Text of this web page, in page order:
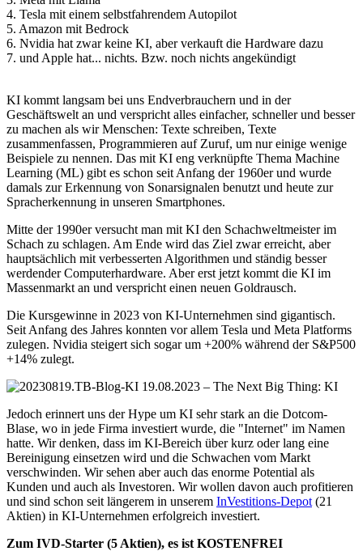
4. Tesla mit einem selbstfahrendem Autopilot
5. Amazon mit Bedrock
6. Nvidia hat zwar keine KI, aber verkauft die Hardware dazu
7. und Apple hat... nichts. Bzw. noch nichts angekündigt
KI kommt langsam bei uns Endverbrauchern und in der
Geschäftswelt an und verspricht alles einfacher, schneller und besser
zu machen als wir Menschen: Texte schreiben, Texte
zusammenfassen, Programmieren auf Zuruf, um nur einige wenige
Beispiele zu nennen. Das mit KI eng verknüpfte Thema Machine
Learning (ML) gibt es schon seit Anfang der 1960er und wurde
damals zur Erkennung von Sonarsignalen benutzt und heute zur
Spracherkennung in unseren Smartphones.
Mitte der 1990er versucht man mit KI den Schachweltmeister im
Schach zu schlagen. Am Ende wird das Ziel zwar erreicht, aber
hauptsächlich mit verbesserten Algorithmen und ständig besser
werdender Computerhardware. Aber erst jetzt kommt die KI im
Massenmarkt an und verspricht einen neuen Goldrausch.
Die Kursgewinne in 2023 von KI-Unternehmen sind gigantisch.
Seit Anfang des Jahres konnten vor allem Tesla und Meta Platforms
zulegen. Nvidia steigert sich sogar um +200% während der S&P500
+14% zulegt.
Jedoch erinnert uns der Hype um KI sehr stark an die Dotcom-
Blase, wo in jede Firma investiert wurde, die "Internet" im Namen
hatte. Wir denken, dass im KI-Bereich über kurz oder lang eine
Bereinigung einsetzen wird und die Schwachen vom Markt
verschwinden. Wir sehen aber auch das enorme Potential als
Kunden und auch als Investoren. Wir wollen davon auch profitieren
und sind schon seit längerem in unserem InVestitions-Depot (21
Aktien) in KI-Unternehmen erfolgreich investiert.
Zum IVD-Starter (5 Aktien), es ist KOSTENFREI